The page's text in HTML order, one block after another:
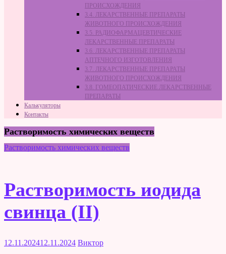
ПРОИСХОЖДЕНИЯ
3.4. ЛЕКАРСТВЕННЫЕ ПРЕПАРАТЫ
ЖИВОТНОГО ПРОИСХОЖДЕНИЯ
3.5. РАДИОФАРМАЦЕВТИЧЕСКИЕ
ЛЕКАРСТВЕННЫЕ ПРЕПАРАТЫ
3.6. ЛЕКАРСТВЕННЫЕ ПРЕПАРАТЫ
АПТЕЧНОГО ИЗГОТОВЛЕНИЯ
3.7. ЛЕКАРСТВЕННЫЕ ПРЕПАРАТЫ
ЖИВОТНОГО ПРОИСХОЖДЕНИЯ
3.8. ГОМЕОПАТИЧЕСКИЕ ЛЕКАРСТВЕННЫЕ
ПРЕПАРАТЫ
Калькуляторы
Контакты
Растворимость химических веществ
Растворимость химических веществ
Растворимость иодида
свинца (II)
12.11.202412.11.2024 Виктор